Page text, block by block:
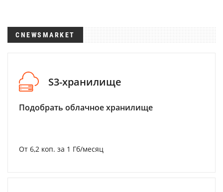
CNEWSMARKET
S3-хранилище
Подобрать облачное хранилище
От 6,2 коп. за 1 Гб/месяц